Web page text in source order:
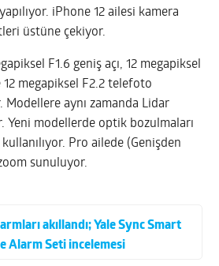
iPhone 12 ailesi kamera
üstüne çekiyor.
F1.6 geniş açı, 12 megapiksel
12 megapiksel F2.2 telefoto
Modellere aynı zamanda Lidar
Yeni modellerde optik bozulmaları
Pro ailede (Genişden
sunuluyor.
akıllandı; Yale Sync Smart
Alarm Seti incelemesi